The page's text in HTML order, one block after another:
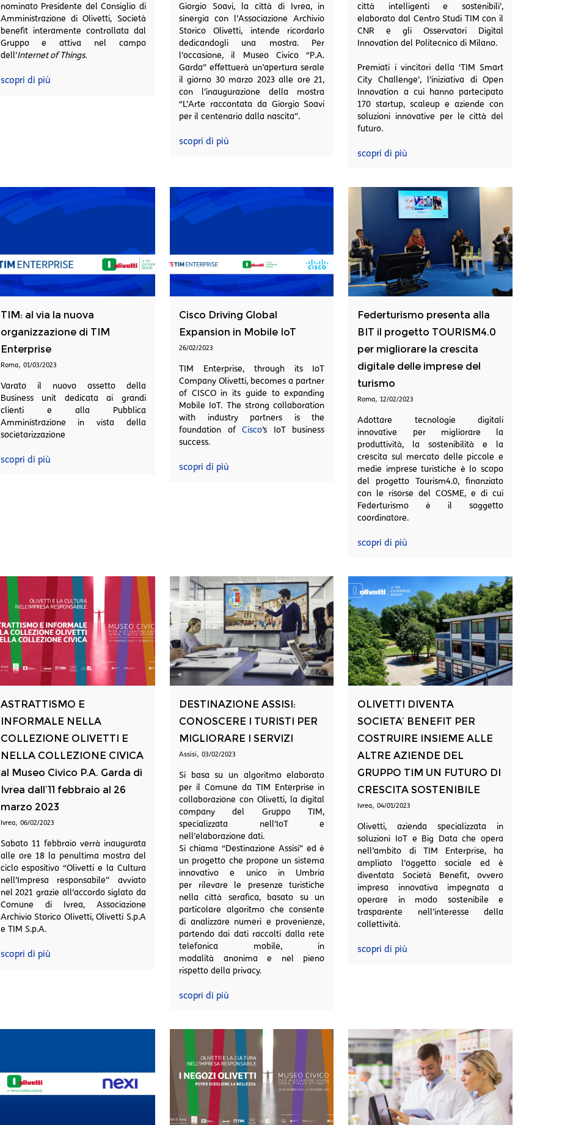
nominato Presidente del Consiglio di
Amministrazione di Olivetti, Società
benefit interamente controllata dal
Gruppo e attiva nel campo
dell’Internet of Things.
scopri di più
Giorgio Soavi, la città di Ivrea, in
sinergia con l’Associazione Archivio
Storico Olivetti, intende ricordarlo
dedicandogli una mostra. Per
l’occasione, il Museo Civico “P.A.
Garda” effettuerà un’apertura serale
il giorno 30 marzo 2023 alle ore 21,
con l’inaugurazione della mostra
“L’Arte raccontata da Giorgio Soavi
per il centenario dalla nascita”.
scopri di più
città intelligenti e sostenibili’,
elaborato dal Centro Studi TIM con il
CNR e gli Osservatori Digital
Innovation del Politecnico di Milano.
Premiati i vincitori della ‘TIM Smart
City Challenge’, l’iniziativa di Open
Innovation a cui hanno partecipato
170 startup, scaleup e aziende con
soluzioni innovative per le città del
futuro.
scopri di più
TIM: al via la nuova
organizzazione di TIM
Enterprise
Roma, 01/03/2023
Varato il nuovo assetto della
Business unit dedicata ai grandi
clienti e alla Pubblica
Amministrazione in vista della
societarizzazione
scopri di più
Cisco Driving Global
Expansion in Mobile IoT
26/02/2023
TIM Enterprise, through its IoT
Company Olivetti, becomes a partner
of CISCO in its guide to expanding
Mobile IoT. The strong collaboration
with industry partners is the
foundation ofCisco’s IoT business
success.
scopri di più
Federturismo presenta alla
BIT il progetto TOURISM4.0
per migliorare la crescita
digitale delle imprese del
turismo
Roma,12/02/2023
Adottare tecnologie digitali
innovative per migliorare la
produttività, la sostenibilità e la
crescita sul mercato delle piccole e
medie imprese turistiche è lo scopo
del progetto Tourism4.0, finanziato
con le risorse del COSME, e di cui
Federturismo è il soggetto
coordinatore.
scopri di più
ASTRATTISMO E
INFORMALE NELLA
COLLEZIONE OLIVETTI E
NELLA COLLEZIONE CIVICA
al Museo Civico P.A. Garda di
Ivrea dall’11 febbraio al 26
marzo 2023
Ivrea, 06/02/2023
Sabato 11 febbraio verrà inaugurata
alle ore 18 la penultima mostra del
ciclo espositivo “Olivetti e la Cultura
nell’Impresa responsabile” avviato
nel 2021 grazie all’accordo siglato da
Comune di Ivrea, Associazione
Archivio Storico Olivetti, Olivetti S.p.A
e TIM S.p.A.
scopri di più
DESTINAZIONE ASSISI:
CONOSCERE I TURISTI PER
MIGLIORARE I SERVIZI
Assisi, 03/02/2023
Si basa su un algoritmo elaborato
per il Comune da TIM Enterprise in
collaborazione con Olivetti, la digital
company del Gruppo TIM,
specializzata nell’IoT e
nell’elaborazione dati.
Si chiama “Destinazione Assisi” ed è
un progetto che propone un sistema
innovativo e unico in Umbria
per rilevare le presenze turistiche
nella città serafica, basato su un
particolare algoritmo che consente
di analizzare numeri e provenienze,
partendo dai dati raccolti dalla rete
telefonica mobile, in
modalità anonima e nel pieno
rispetto della privacy.
scopri di più
OLIVETTI DIVENTA
SOCIETA’ BENEFIT PER
COSTRUIRE INSIEME ALLE
ALTRE AZIENDE DEL
GRUPPO TIM UN FUTURO DI
CRESCITA SOSTENIBILE
Ivrea,04/01/2023
Olivetti, azienda specializzata in
soluzioni IoT e Big Data che opera
nell’ambito di TIM Enterprise, ha
ampliato l’oggetto sociale ed è
diventata Società Benefit, ovvero
impresa innovativa impegnata a
operare in modo sostenibile e
trasparente nell’interesse della
collettività.
scopri di più